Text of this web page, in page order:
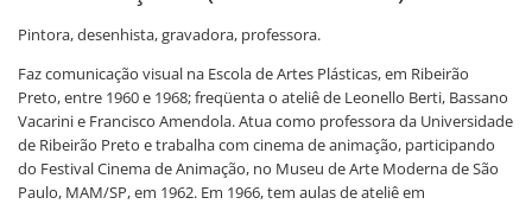
Pintora, desenhista, gravadora, professora.
Faz comunicação visual na Escola de Artes Plásticas, em Ribeirão
Preto, entre 1960 e 1968; freqüenta o ateliê de Leonello Berti, Bassano
Vacarini e Francisco Amendola. Atua como professora da Universidade
de Ribeirão Preto e trabalha com cinema de animação, participando
do Festival Cinema de Animação, no Museu de Arte Moderna de São
Paulo, MAM/SP, em 1962. Em 1966, tem aulas de ateliê em